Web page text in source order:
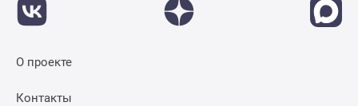
О проекте
Контакты